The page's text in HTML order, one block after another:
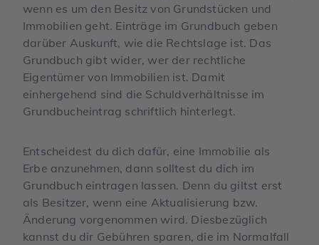
wenn es um den Besitz von Grundstücken und
Immobilien geht. Einträge im Grundbuch geben
darüber Auskunft, wie die Rechtslage ist. Das
Grundbuch gibt wider, wer der rechtliche
Eigentümer von Immobilien ist. Damit
einhergehend sind die Schuldverhältnisse im
Grundbucheintrag schriftlich hinterlegt.
Entscheidest du dich dafür, eine Immobilie als
Erbe anzunehmen, dann solltest du dich im
Grundbuch eintragen lassen. Denn du giltst erst
als Besitzer, wenn eine Aktualisierung bzw.
Änderung vorgenommen wird. Diesbezüglich
kannst du dir Gebühren sparen, die im Normalfall